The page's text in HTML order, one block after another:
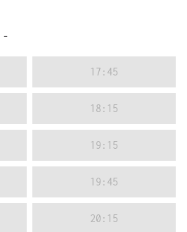
-
17:45
18:15
19:15
19:45
20:15